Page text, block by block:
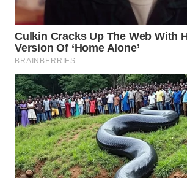
WN
PAKPAK
WN
KARAWANG
WN
BEKASI
WN
BOGOR